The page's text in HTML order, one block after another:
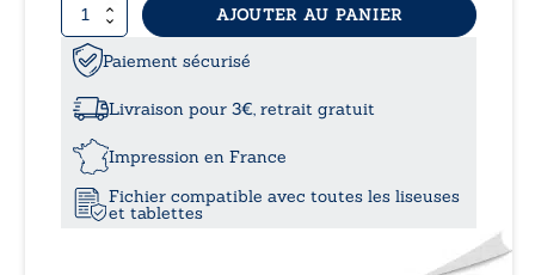
quantité
de
Les
petites
graines
AJOUTER AU PANIER
Paiement sécurisé
Livraison pour 3€, retrait gratuit
Impression en France
Fichier compatible avec toutes les liseuses
et tablettes